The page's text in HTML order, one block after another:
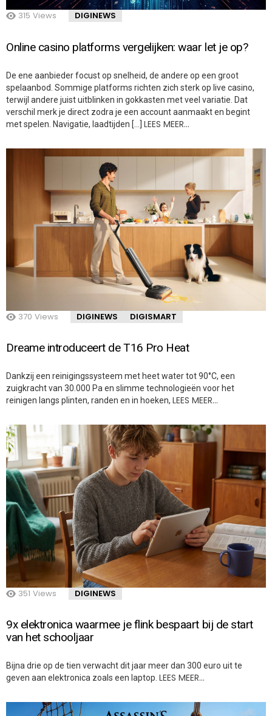
315 Views DIGINEWS
Online casino platforms vergelijken: waar let je op?
De ene aanbieder focust op snelheid, de andere op een groot
spelaanbod. Sommige platforms richten zich sterk op live casino,
terwijl andere juist uitblinken in gokkasten met veel variatie. Dat
verschil merk je direct zodra je een account aanmaakt en begint
met spelen. Navigatie, laadtijden […] LEES MEER…
370 Views DIGINEWS DIGISMART
Dreame introduceert de T16 Pro Heat
Dankzij een reinigingssysteem met heet water tot 90°C, een
zuigkracht van 30.000 Pa en slimme technologieën voor het
reinigen langs plinten, randen en in hoeken, LEES MEER…
351 Views DIGINEWS
9x elektronica waarmee je flink bespaart bij de start
van het schooljaar
Bijna drie op de tien verwacht dit jaar meer dan 300 euro uit te
geven aan elektronica zoals een laptop. LEES MEER…